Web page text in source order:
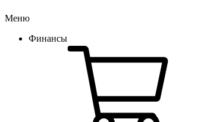
Меню
Финансы